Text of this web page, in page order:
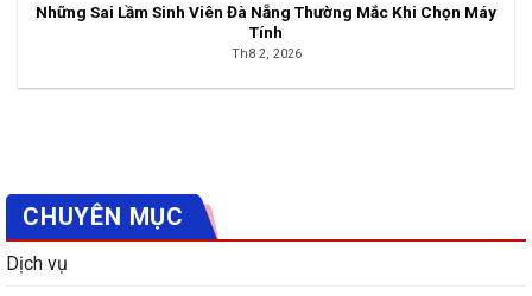
Những Sai Lầm Sinh Viên Đà Nẵng Thường Mắc Khi Chọn Máy
Tính
Th8 2, 2026
CHUYÊN MỤC
Dịch vụ